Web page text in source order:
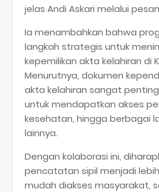
jelas Andi Askari melalui
Ia menambahkan bahwa
langkah strategis untuk
kepemilikan akta kelahiran di
Menurutnya, dokumen
akta kelahiran sangat
untuk mendapatkan akses
kesehatan, hingga berbagai
lainnya.
Dengan kolaborasi ini,
pencatatan sipil menjadi
mudah diakses masyarakat,